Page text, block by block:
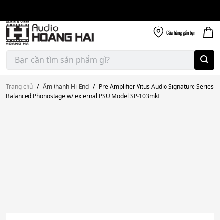
content
Cửa hànggần bạn
Tìm
kiếm:
Trang chủ / Âm thanh Hi-End / Pre-Amplifier Vitus Audio Signature Series
Balanced Phonostage w/ external PSU Model SP-103mkI